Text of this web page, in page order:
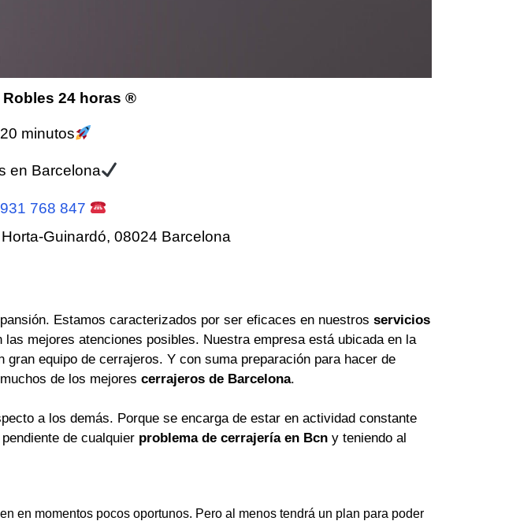
24 horas ®
minutos
en Barcelona
931 768 847
Guinardó, 08024 Barcelona
Estamos caracterizados por ser eficaces en nuestros servicios
mejores atenciones posibles. Nuestra empresa está ubicada en la
gran equipo de cerrajeros. Y con suma preparación para hacer de
de los mejores cerrajeros de Barcelona.
a los demás. Porque se encarga de estar en actividad constante
de cualquier problema de cerrajería en Bcn y teniendo al
en momentos pocos oportunos. Pero al menos tendrá un plan para poder